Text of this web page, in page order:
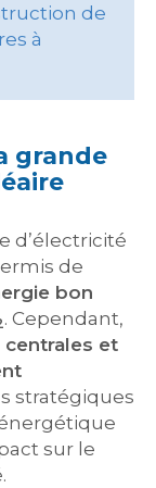
de
à
grande
d’électricité
de
bon
. Cependant,
et
stratégiques
sur le